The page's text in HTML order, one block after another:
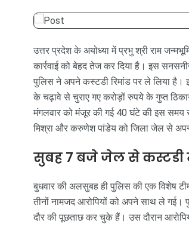
उत्तर प्रदेश के अयोध्या में प्रभु श्री राम
कार्रवाई को बेहद तेज कर दिया है। इस
पुलिस ने अपने कस्टडी रिमांड पर ले लिया है।
के चढ़ावे से चुराए गए करोड़ों रुपये के गुप्त
मंगलवार को मंजूर की गई 40 घंटे की इस समय
मिश्रा और करुणेश पांडेय को जिला जेल से
सुबह 7 बजे जेल से कस्टडी
बुधवार की अलसुबह ही पुलिस की एक विशेष
तीनों नामजद आरोपियों को अपने साथ ले
दौर की पूछताछ कर चुके हैं। उस दौरान